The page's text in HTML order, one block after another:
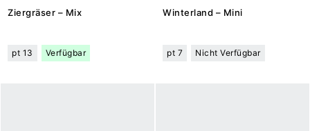
Ziergräser – Mix
pt 13 Verfügbar
Winterland – Mini
pt 7 Nicht Verfügbar